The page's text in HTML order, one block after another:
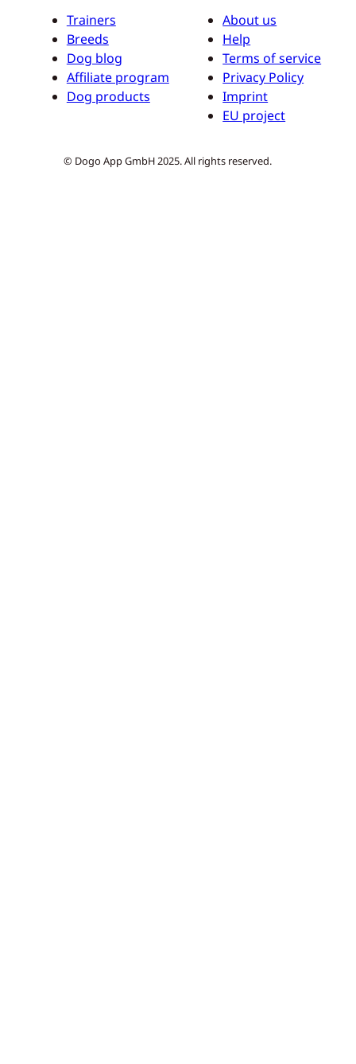
Trainers
Breeds
Dog blog
Affiliate program
Dog products
About us
Help
Terms of service
Privacy Policy
Imprint
EU project
© Dogo App GmbH 2025. All rights reserved.